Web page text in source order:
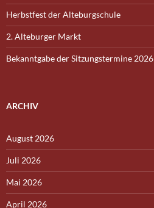
Herbstfest der Alteburgschule
2. Alteburger Markt
Bekanntgabe der Sitzungstermine 2026
ARCHIV
August 2026
Juli 2026
Mai 2026
April 2026